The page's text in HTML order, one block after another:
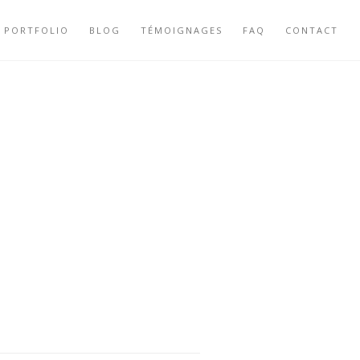
PORTFOLIO BLOG TÉMOIGNAGES FAQ CONTACT